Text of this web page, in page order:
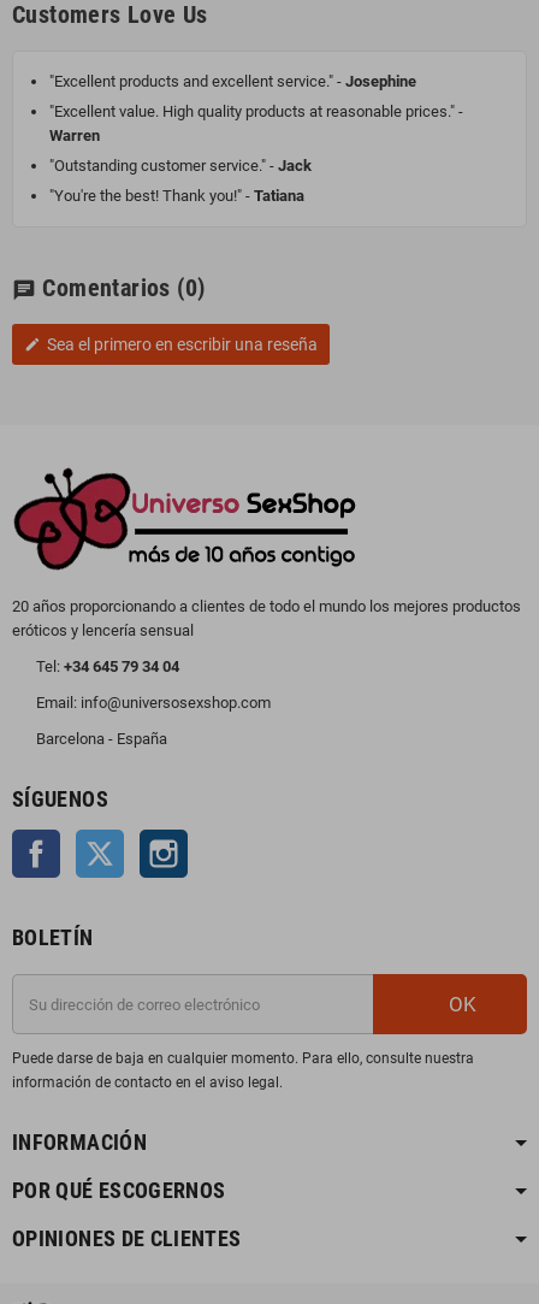
Customers Love Us
"Excellent products and excellent service." - Josephine
"Excellent value. High quality products at reasonable prices." -
Warren
"Outstanding customer service." - Jack
"You're the best! Thank you!" - Tatiana
chat Comentarios (0)
edit Sea el primero en escribir una reseña
20 años proporcionando a clientes de todo el mundo los mejores productos
eróticos y lencería sensual
Tel: +34 645 79 34 04
Email: info@universosexshop.com
Barcelona - España
SÍGUENOS
Facebook Twitter
BOLETÍN
OK
Puede darse de baja en cualquier momento. Para ello, consulte nuestra
información de contacto en el aviso legal.
INFORMACIÓN
POR QUÉ ESCOGERNOS
OPINIONES DE CLIENTES